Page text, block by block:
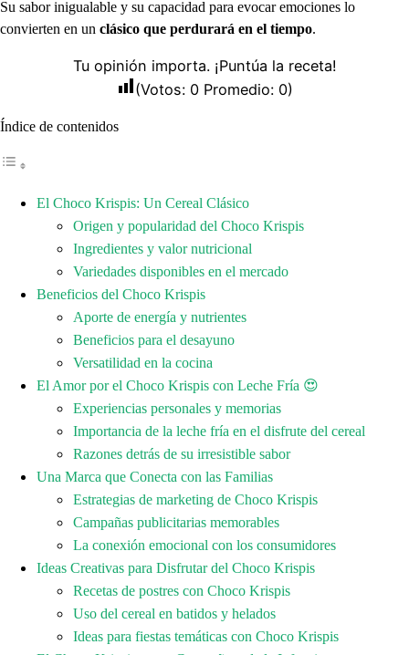
Su sabor inigualable y su capacidad para evocar emociones lo
convierten en un clásico que perdurará en el tiempo.
Tu opinión importa. ¡Puntúa la receta!
(Votos: 0Promedio: 0)
Índice de contenidos
El Choco Krispis: Un Cereal Clásico
Origen y popularidad del Choco Krispis
Ingredientes y valor nutricional
Variedades disponibles en el mercado
Beneficios del Choco Krispis
Aporte de energía y nutrientes
Beneficios para el desayuno
Versatilidad en la cocina
El Amor por el Choco Krispis con Leche Fría 😍
Experiencias personales y memorias
Importancia de la leche fría en el disfrute del cereal
Razones detrás de su irresistible sabor
Una Marca que Conecta con las Familias
Estrategias de marketing de Choco Krispis
Campañas publicitarias memorables
La conexión emocional con los consumidores
Ideas Creativas para Disfrutar del Choco Krispis
Recetas de postres con Choco Krispis
Uso del cereal en batidos y helados
Ideas para fiestas temáticas con Choco Krispis